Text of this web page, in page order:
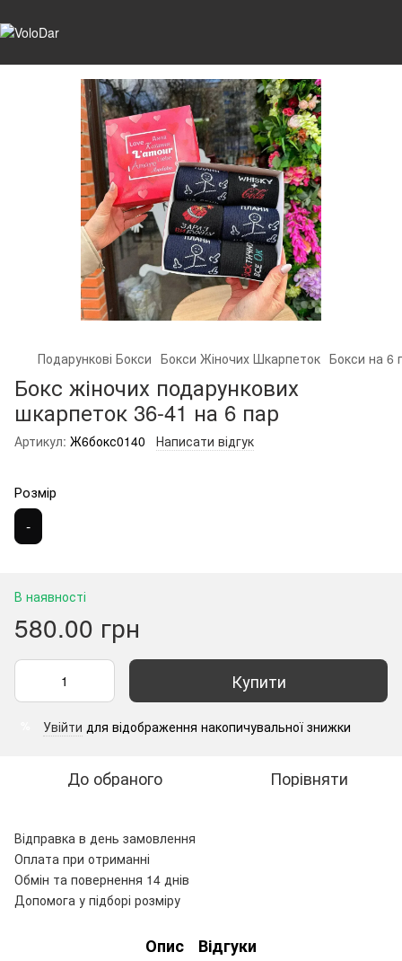
Подарункові Бокси Бокси Жіночих Шкарпеток Бокси на 6
Бокс жіночих подарункових
шкарпеток 36-41 на 6 пар
Артикул: Ж6бокс0140 Написати відгук
Розмір
-
В наявності
580.00 грн
Купити
Увійти для відображення накопичувальної знижки
До обраного Порівняти
Відправка в день замовлення
Оплата при отриманні
Обмін та повернення 14 днів
Допомога у підборі розміру
Опис Відгуки